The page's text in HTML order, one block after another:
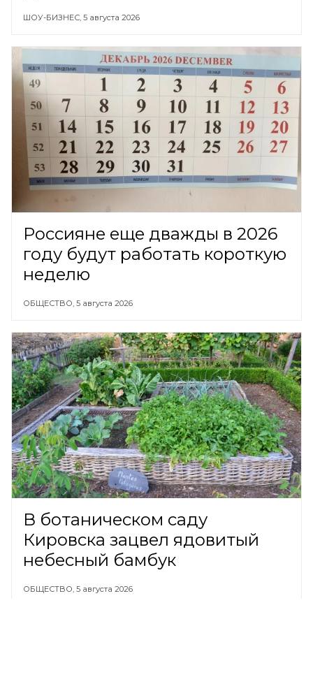
ШОУ-БИЗНЕС, 5 августа 2026
Россияне еще дважды в 2026
году будут работать короткую
неделю
ОБЩЕСТВО, 5 августа 2026
В ботаническом саду
Кировска зацвел ядовитый
небесный бамбук
ОБЩЕСТВО, 5 августа 2026